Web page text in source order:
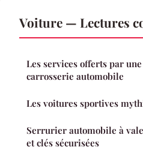
Voiture — Lectures
Les services offerts par
carrosserie automobile
Les voitures sportives
Serrurier automobile à
et clés sécurisées